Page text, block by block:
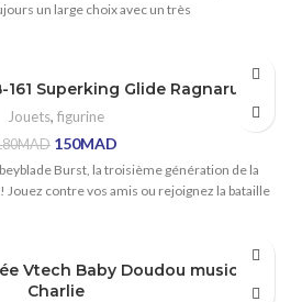
un large choix avec un très
Superking Glide Ragnaruk
Jouets, figurine
MAD 150MAD
Burst, la troisième génération de la
Jouez contre vos amis ou rejoignez la bataille
Vtech Baby Doudou musicale
Charlie